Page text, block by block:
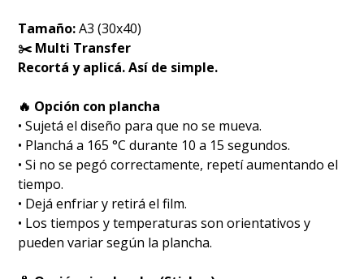
Tamaño:A3 (30x40)
✂️ Multi Transfer
Recortá y aplicá. Así de simple.
🔥 Opción con plancha
• Sujetá el diseño para que no se mueva.
• Planchá a 165 °C durante 10 a 15 segundos.
• Si no se pegó correctamente, repetí aumentando el
tiempo.
• Dejá enfriar y retirá el film.
• Los tiempos y temperaturas son orientativos y
pueden variar según la plancha.